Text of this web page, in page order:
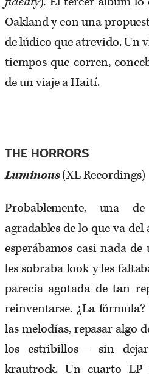
Oakland y con una
de lúdico que atrevido. Un
tiempos que corren,
de un viaje a Haití.
THE HORRORS
Luminous(XL Recordings)
Probablemente, una
agradables de lo que va
esperábamos casi nada
les sobraba look y les
parecía agotada de tan
reinventarse. ¿La
las melodías, repasar algo
los estribillos— sin
krautrock. Un cuarto LP